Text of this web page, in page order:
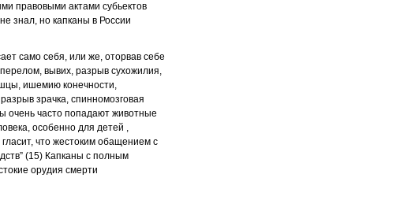
правовыми актами субьектов
знал, но капканы в России
само себя, или же, оторвав себе
вывих, разрыв сухожилия,
ишемию конечности,
зрачка, спинномозговая
очень часто попадают животные
особенно для детей ,
что жестоким обащением с
(15) Капканы с полным
орудия смерти